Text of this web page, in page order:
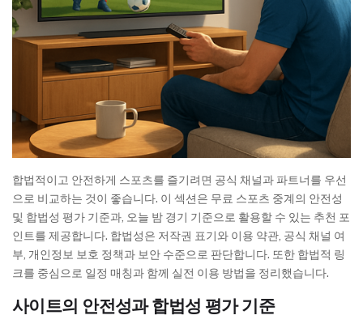
합법적이고 안전하게 스포츠를 즐기려면 공식 채널과 파트너를 우선
으로 비교하는 것이 좋습니다. 이 섹션은 무료 스포츠 중계의 안전성
및 합법성 평가 기준과, 오늘 밤 경기 기준으로 활용할 수 있는 추천 포
인트를 제공합니다. 합법성은 저작권 표기와 이용 약관, 공식 채널 여
부, 개인정보 보호 정책과 보안 수준으로 판단합니다. 또한 합법적 링
크를 중심으로 일정 매칭과 함께 실전 이용 방법을 정리했습니다.
사이트의 안전성과 합법성 평가 기준